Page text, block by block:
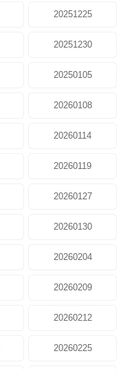
20251225
20251230
20250105
20260108
20260114
20260119
20260127
20260130
20260204
20260209
20260212
20260225